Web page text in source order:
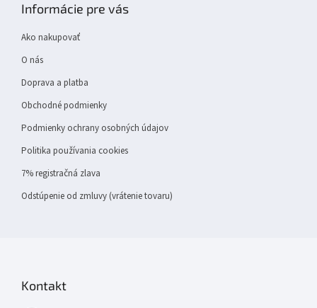
Informácie pre vás
Ako nakupovať
O nás
Doprava a platba
Obchodné podmienky
Podmienky ochrany osobných údajov
Politika používania cookies
7% registračná zlava
Odstúpenie od zmluvy (vrátenie tovaru)
Kontakt